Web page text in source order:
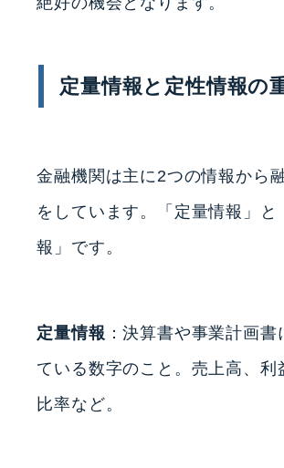
定量情報と定性情報の
金融機関は主に2つの情報から
をしています。「定量情報」と
報」です。
定量情報 ：決算書や事業計画
ている数字のこと。売上高、利
比率など。